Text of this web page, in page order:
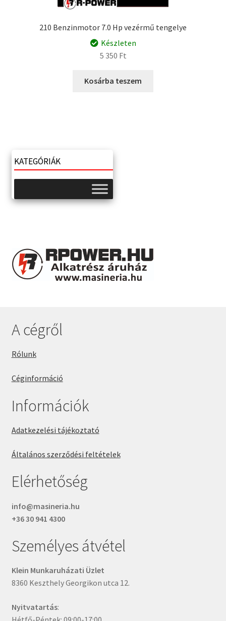
210 Benzinmotor 7.0 Hp vezérmű tengelye
Készleten
5 350 Ft
Kosárba teszem
KATEGÓRIÁK
A cégről
Rólunk
Céginformáció
Információk
Adatkezelési tájékoztató
Általános szerződési feltételek
Elérhetőség
info@masineria.hu
+36 30 941 4300
Személyes átvétel
Klein Munkaruházati Üzlet
8360 Keszthely Georgikon utca 12.
Nyitvatartás: